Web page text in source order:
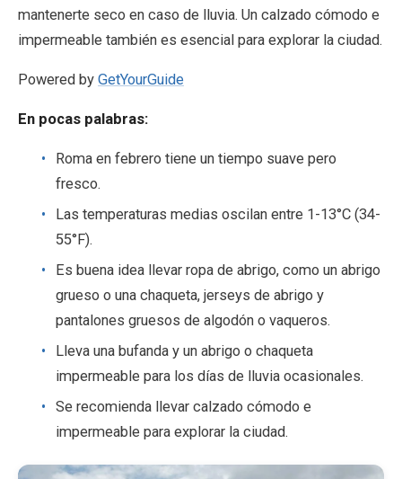
mantenerte seco en caso de lluvia. Un calzado cómodo e
impermeable también es esencial para explorar la ciudad.
Powered by GetYourGuide
En pocas palabras:
Roma en febrero tiene un tiempo suave pero
fresco.
Las temperaturas medias oscilan entre 1-13°C (34-
55°F).
Es buena idea llevar ropa de abrigo, como un abrigo
grueso o una chaqueta, jerseys de abrigo y
pantalones gruesos de algodón o vaqueros.
Lleva una bufanda y un abrigo o chaqueta
impermeable para los días de lluvia ocasionales.
Se recomienda llevar calzado cómodo e
impermeable para explorar la ciudad.